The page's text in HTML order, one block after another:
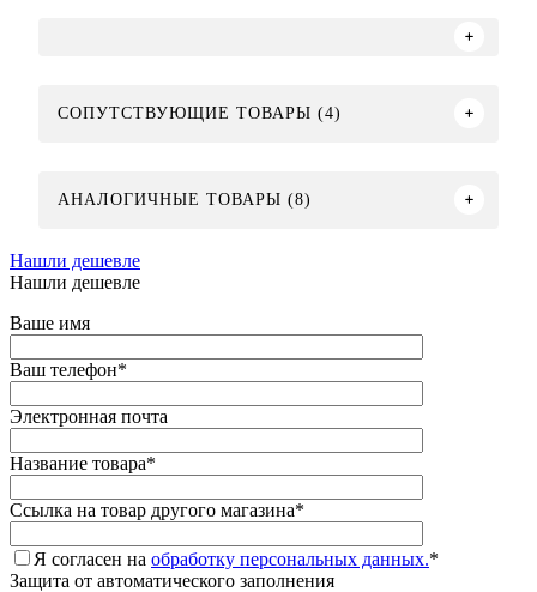
СОПУТСТВУЮЩИЕ ТОВАРЫ (4)
АНАЛОГИЧНЫЕ ТОВАРЫ (8)
Нашли дешевле
Нашли дешевле
Ваше имя
Ваш телефон*
Электронная почта
Название товара*
Ссылка на товар другого магазина*
Я согласен на обработку персональных данных.*
Защита от автоматического заполнения